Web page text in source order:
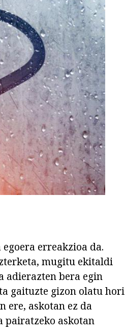
erreakzioa da.
mugitu ekitaldi
adierazten bera egin
gaituzte gizon olatu hori
ere, askotan ez da
pairatzeko askotan